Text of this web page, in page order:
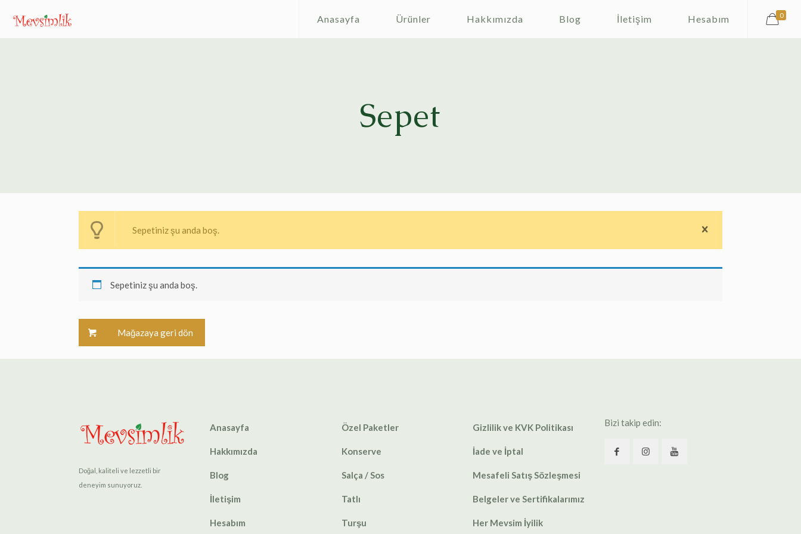
Anasayfa Ürünler Hakkımızda Blog İletişim Hesabım 0
Sepet
Sepetiniz şu anda boş.
Sepetiniz şu anda boş.
Mağazaya geri dön
Doğal, kaliteli ve lezzetli bir
deneyim sunuyoruz.
Anasayfa
Hakkımızda
Blog
İletişim
Hesabım
Özel Paketler
Konserve
Salça / Sos
Tatlı
Turşu
Gizlilik ve KVK Politikası
İade ve İptal
Mesafeli Satış Sözleşmesi
Belgeler ve Sertifikalarımız
Her Mevsim İyilik
Bizi takip edin: